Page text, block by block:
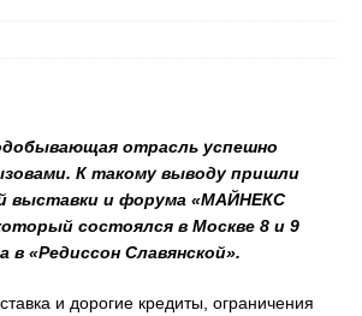
отрасль успешно
К такому выводу пришли
выставки и форума «МАЙНЕКС
состоялся в Москве 8 и 9
в «Редиссон Славянской».
и дорогие кредиты, ограничения